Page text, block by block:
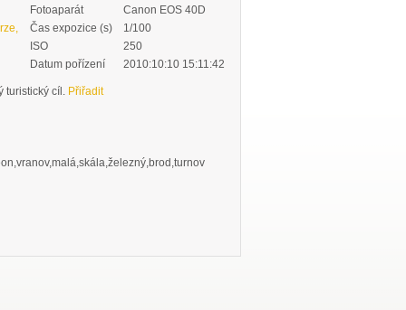
Fotoaparát
Canon EOS 40D
Čas expozice (s)
1/100
ISO
250
Datum pořízení
2010:10:10 15:11:42
turistický cíl. Přiřadit